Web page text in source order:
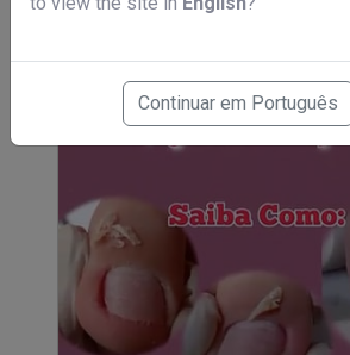
Continuar em Português